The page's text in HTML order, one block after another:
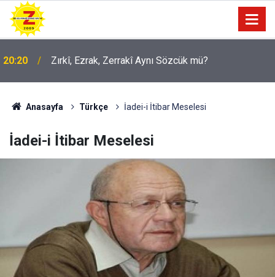
20:20
09:56 Ji Zilma Partîzanan Nimûneyeka Piçûk
Anasayfa Türkçe İadei-i İtibar Meselesi
İadei-i İtibar Meselesi